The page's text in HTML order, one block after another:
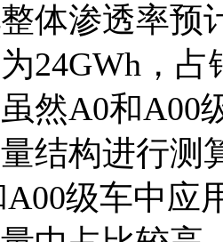
体渗透率预
24GWh，
然A0和A00
结构进行
级车中应